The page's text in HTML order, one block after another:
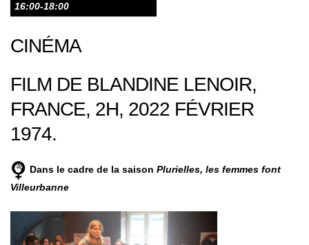
16:00-18:00
CINÉMA
FILM DE BLANDINE LENOIR,
FRANCE, 2H, 2022 FÉVRIER
1974.
Dans le cadre de la saison Plurielles, les femmes font
Villeurbanne